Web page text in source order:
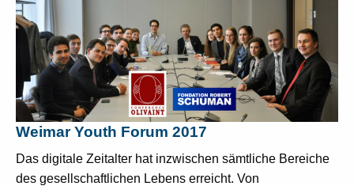
Weimar Youth Forum 2017
Das digitale Zeitalter hat inzwischen sämtliche Bereiche
des gesellschaftlichen Lebens erreicht. Von